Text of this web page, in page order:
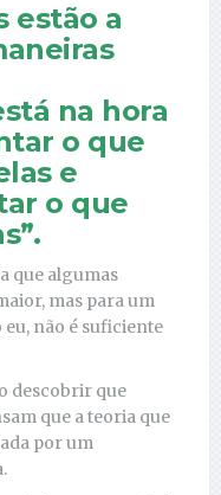
estão a
na hora
o que
e
o que
que algumas
mas para um
não é suficiente
descobrir que
que a teoria que
por um